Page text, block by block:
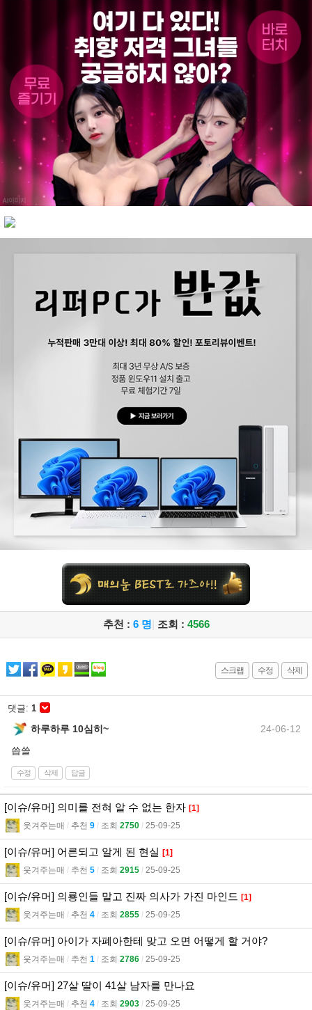
추천 : 6 명 조회 : 4566
스크랩 수정 삭제
댓글: 1
하루하루 10심히~
24-06-12
씁쓸
수정 삭제 답글
[이슈/유머] 의미를 전혀 알 수 없는 한자 [1]
웃겨주는매 l 추천 9 l 조회 2750 l 25-09-25
[이슈/유머] 어른되고 알게 된 현실 [1]
웃겨주는매 l 추천 5 l 조회 2915 l 25-09-25
[이슈/유머] 의룡인들 말고 진짜 의사가 가진 마인드 [1]
웃겨주는매 l 추천 4 l 조회 2855 l 25-09-25
[이슈/유머] 아이가 자폐아한테 맞고 오면 어떻게 할 거야?
웃겨주는매 l 추천 1 l 조회 2786 l 25-09-25
[이슈/유머] 27살 딸이 41살 남자를 만나요
웃겨주는매 l 추천 4 l 조회 2903 l 25-09-25